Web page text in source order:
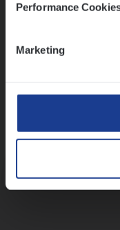
Performance
Marketing